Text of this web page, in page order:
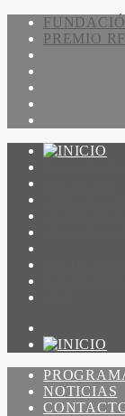
PREMIO
NOTICIAS